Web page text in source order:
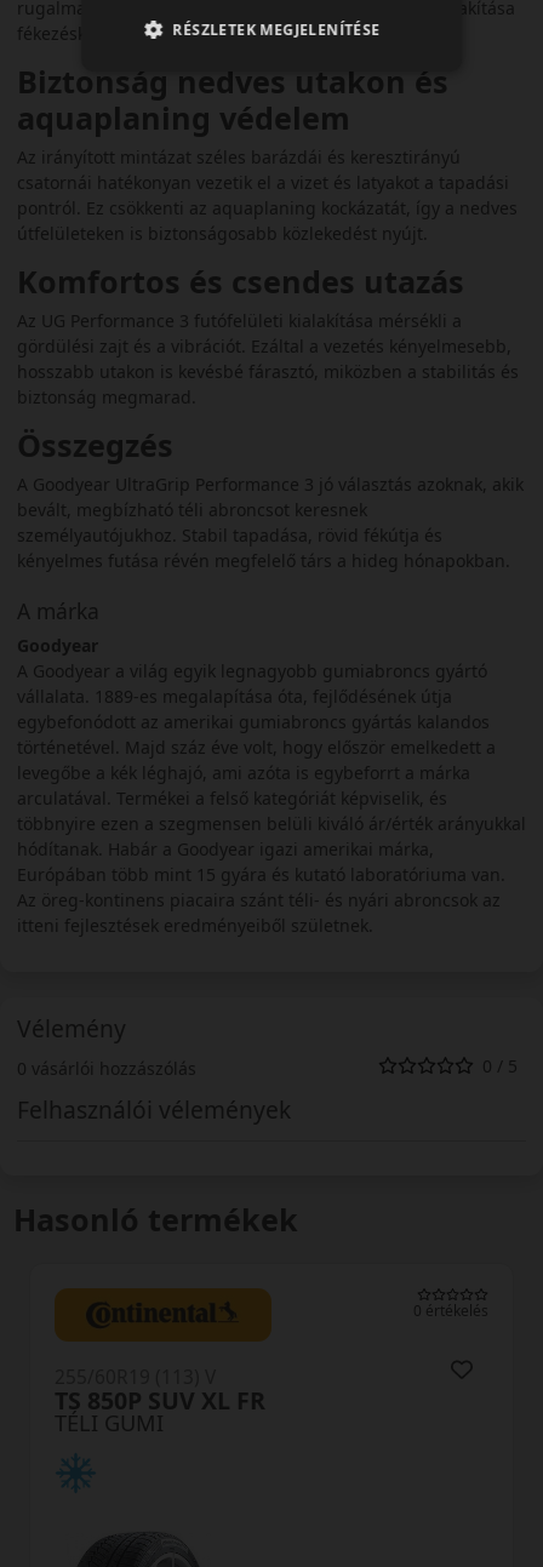
rugalmasságot biztosít. A középső zóna merevebb kialakítása
fékezéskor nagyobb stabilitást nyújt.
Biztonság nedves utakon és
aquaplaning védelem
Az irányított mintázat széles barázdái és keresztirányú
csatornái hatékonyan vezetik el a vizet és latyakot a tapadási
pontról. Ez csökkenti az aquaplaning kockázatát, így a nedves
útfelületeken is biztonságosabb közlekedést nyújt.
Komfortos és csendes utazás
Az UG Performance 3 futófelületi kialakítása mérsékli a
gördülési zajt és a vibrációt. Ezáltal a vezetés kényelmesebb,
hosszabb utakon is kevésbé fárasztó, miközben a stabilitás és
biztonság megmarad.
Összegzés
A Goodyear UltraGrip Performance 3 jó választás azoknak, akik
bevált, megbízható téli abroncsot keresnek
személyautójukhoz. Stabil tapadása, rövid fékútja és
kényelmes futása révén megfelelő társ a hideg hónapokban.
A márka
Goodyear
A Goodyear a világ egyik legnagyobb gumiabroncs gyártó
vállalata. 1889-es megalapítása óta, fejlődésének útja
egybefonódott az amerikai gumiabroncs gyártás kalandos
történetével. Majd száz éve volt, hogy először emelkedett a
levegőbe a kék léghajó, ami azóta is egybeforrt a márka
arculatával. Termékei a felső kategóriát képviselik, és
többnyire ezen a szegmensen belüli kiváló ár/érték arányukkal
hódítanak. Habár a Goodyear igazi amerikai márka,
Európában több mint 15 gyára és kutató laboratóriuma van.
Az öreg-kontinens piacaira szánt téli- és nyári abroncsok az
itteni fejlesztések eredményeiből születnek.
Vélemény
0 vásárlói hozzászólás 0 / 5
Felhasználói vélemények
Hasonló termékek
0 értékelés
TÉLI GUMI
TS 850P SUV XL FR
RÉSZLETEK MEGJELENÍTÉSE